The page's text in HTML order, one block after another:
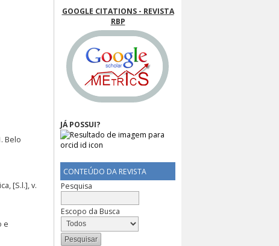
GOOGLE CITATIONS - REVISTA
RBP
JÁ POSSUI?
CONTEÚDO DA REVISTA
Pesquisa
Escopo da Busca
Belo
[S.l.], v.
e